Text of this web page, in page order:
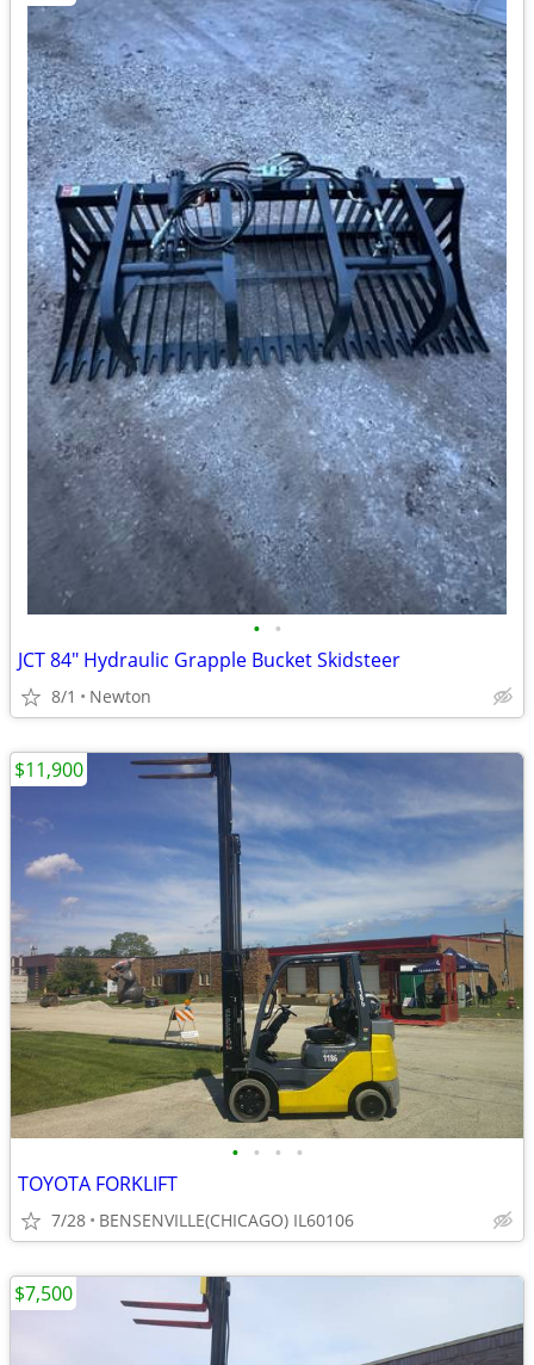
• •
JCT 84" Hydraulic Grapple Bucket Skidsteer
8/1 Newton
• • • •
TOYOTA FORKLIFT
7/28 BENSENVILLE(CHICAGO) IL60106
$11,900
$7,500